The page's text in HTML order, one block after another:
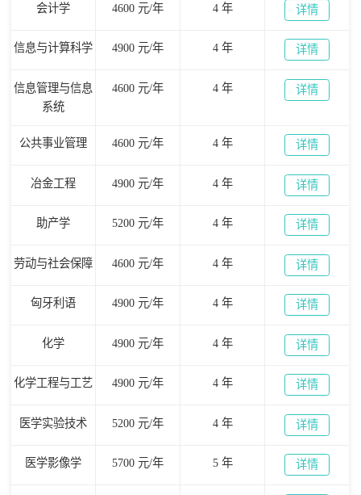
会计学 4600 元/年 4 年 详情
信息与计算科学 4900 元/年 4 年 详情
信息管理与信息
系统
4600 元/年 4 年 详情
公共事业管理 4600 元/年 4 年 详情
冶金工程 4900 元/年 4 年 详情
助产学 5200 元/年 4 年 详情
劳动与社会保障 4600 元/年 4 年 详情
匈牙利语 4900 元/年 4 年 详情
化学 4900 元/年 4 年 详情
化学工程与工艺 4900 元/年 4 年 详情
医学实验技术 5200 元/年 4 年 详情
医学影像学 5700 元/年 5 年 详情